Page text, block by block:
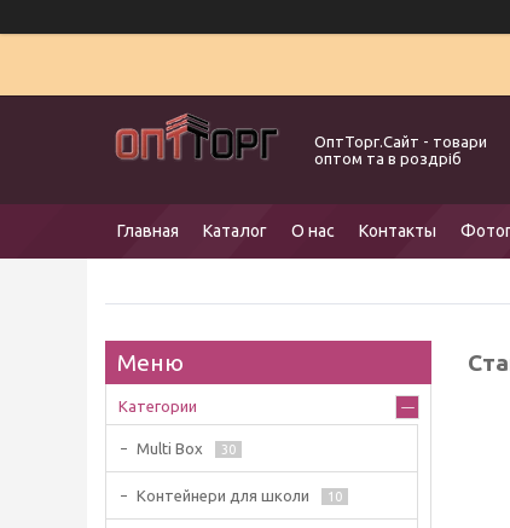
ОптТорг.Сайт - товари
оптом та в роздріб
Главная Каталог О нас Контакты
Категории
Multi Box 30
Контейнери для школи 10